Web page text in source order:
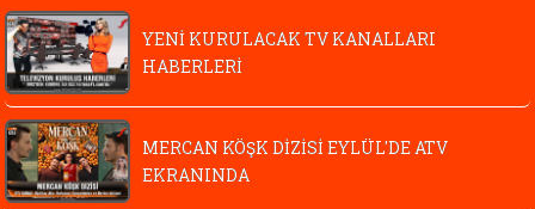
YENİ KURULACAK TV KANALLARI
HABERLERİ
MERCAN KÖŞK DİZİSİ EYLÜL'DE ATV
EKRANINDA